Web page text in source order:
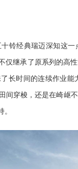
铃经典瑞迈深知这
仅继承了原系列的高
长时间的连续作业能
间穿梭，还是在崎岖不